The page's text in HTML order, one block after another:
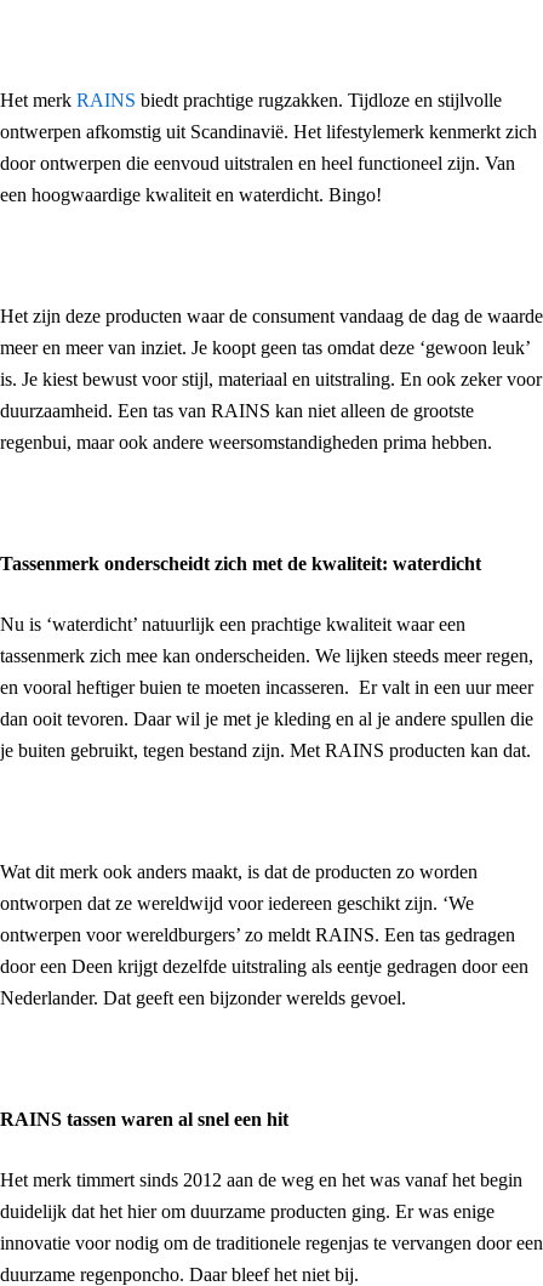
Het merk RAINS biedt prachtige rugzakken. Tijdloze en stijlvolle
ontwerpen afkomstig uit Scandinavië. Het lifestylemerk kenmerkt zich
door ontwerpen die eenvoud uitstralen en heel functioneel zijn. Van
een hoogwaardige kwaliteit en waterdicht. Bingo!
Het zijn deze producten waar de consument vandaag de dag de waarde
meer en meer van inziet. Je koopt geen tas omdat deze ‘gewoon leuk’
is. Je kiest bewust voor stijl, materiaal en uitstraling. En ook zeker voor
duurzaamheid. Een tas van RAINS kan niet alleen de grootste
regenbui, maar ook andere weersomstandigheden prima hebben.
Tassenmerk onderscheidt zich met de kwaliteit: waterdicht
Nu is ‘waterdicht’ natuurlijk een prachtige kwaliteit waar een
tassenmerk zich mee kan onderscheiden. We lijken steeds meer regen,
en vooral heftiger buien te moeten incasseren. Er valt in een uur meer
dan ooit tevoren. Daar wil je met je kleding en al je andere spullen die
je buiten gebruikt, tegen bestand zijn. Met RAINS producten kan dat.
Wat dit merk ook anders maakt, is dat de producten zo worden
ontworpen dat ze wereldwijd voor iedereen geschikt zijn. ‘We
ontwerpen voor wereldburgers’ zo meldt RAINS. Een tas gedragen
door een Deen krijgt dezelfde uitstraling als eentje gedragen door een
Nederlander. Dat geeft een bijzonder werelds gevoel.
RAINS tassen waren al snel een hit
Het merk timmert sinds 2012 aan de weg en het was vanaf het begin
duidelijk dat het hier om duurzame producten ging. Er was enige
innovatie voor nodig om de traditionele regenjas te vervangen door een
duurzame regenponcho. Daar bleef het niet bij.